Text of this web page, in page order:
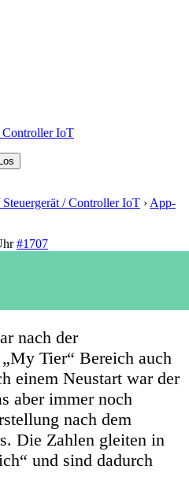
Controller IoT
/ Controller IoT › App-
#1707
nach der
Tier“ Bereich auch
einem Neustart war der
aber immer noch
nach dem
Die Zahlen gleiten in
und sind dadurch